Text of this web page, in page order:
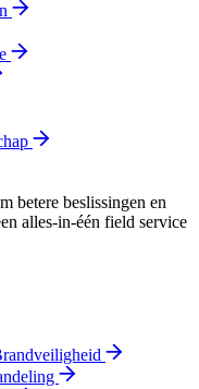
betere beslissingen en
alles-in-één field service